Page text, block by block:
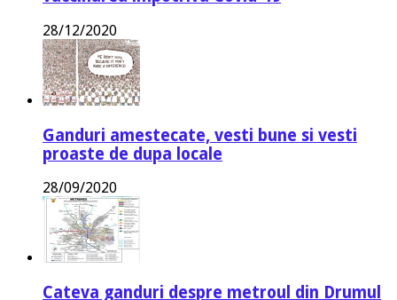
28/12/2020
Ganduri amestecate, vesti bune si vesti
proaste de dupa locale
28/09/2020
Cateva ganduri despre metroul din Drumul